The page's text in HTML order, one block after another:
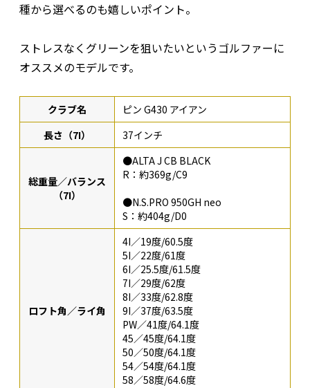
種から選べるのも嬉しいポイント。
ストレスなくグリーンを狙いたいというゴルファーに
オススメのモデルです。
クラブ名
ピン G430 アイアン
長さ（7I）
37インチ
総重量／バランス
（7I）
●ALTA J CB BLACK
R：約369g/C9
●N.S.PRO 950GH neo
S：約404g/D0
ロフト角／ライ角
4I／19度/60.5度
5I／22度/61度
6I／25.5度/61.5度
7I／29度/62度
8I／33度/62.8度
9I／37度/63.5度
PW／41度/64.1度
45／45度/64.1度
50／50度/64.1度
54／54度/64.1度
58／58度/64.6度